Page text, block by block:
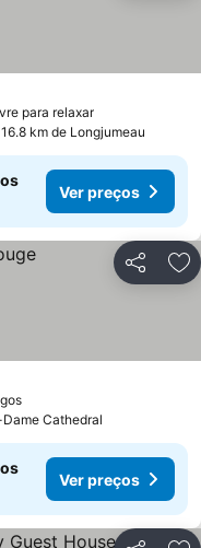
para relaxar
km de Longjumeau
Ver preços
Partilhar
Cathedral
Ver preços